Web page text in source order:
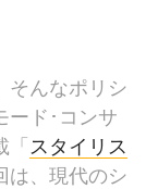
そんなポリシ
ード･コンサ
スタイリス
は、現代のシ